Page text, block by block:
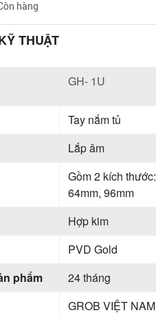
hàng
THUẬT
GH- 1U
Tay nắm tủ
Lắp âm
Gồm 2 kích thước:
64mm, 96mm
Hợp kim
PVD Gold
phẩm
24 tháng
GROB VIỆT NAM